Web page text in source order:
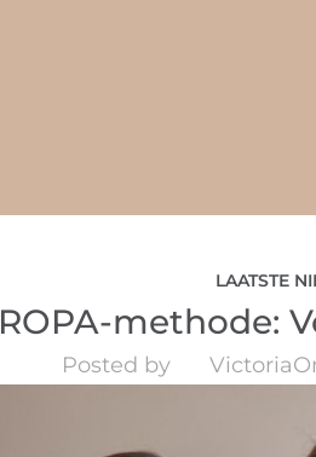
LAATSTE
ROPA-methode:
Posted by Victoria